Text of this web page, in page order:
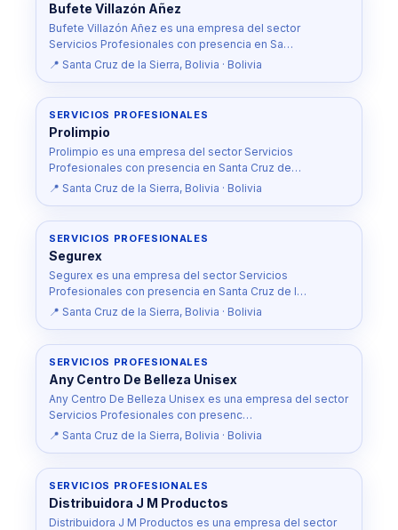
Bufete Villazón Añez
Bufete Villazón Añez es una empresa del sector
Servicios Profesionales con presencia en Sa…
📍 Santa Cruz de la Sierra, Bolivia · Bolivia
SERVICIOS PROFESIONALES
Prolimpio
Prolimpio es una empresa del sector Servicios
Profesionales con presencia en Santa Cruz de…
📍 Santa Cruz de la Sierra, Bolivia · Bolivia
SERVICIOS PROFESIONALES
Segurex
Segurex es una empresa del sector Servicios
Profesionales con presencia en Santa Cruz de l…
📍 Santa Cruz de la Sierra, Bolivia · Bolivia
SERVICIOS PROFESIONALES
Any Centro De Belleza Unisex
Any Centro De Belleza Unisex es una empresa del sector
Servicios Profesionales con presenc…
📍 Santa Cruz de la Sierra, Bolivia · Bolivia
SERVICIOS PROFESIONALES
Distribuidora J M Productos
Distribuidora J M Productos es una empresa del sector